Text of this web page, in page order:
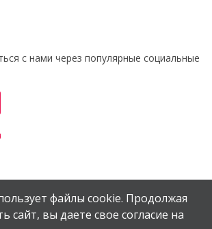
с нами через популярные социальные
железнодорожный техникум им.
В.И.Бондаренко
файлы cookie. Продолжая
сайт, вы даете свое согласие на